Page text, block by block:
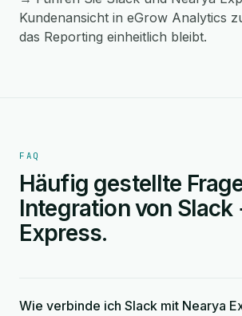
Kundenansicht in eGrow Analytics
das Reporting einheitlich bleibt.
FAQ
Häufig gestellte
Integration von Slack
Express.
Wie verbinde ich Slack mit Nearya